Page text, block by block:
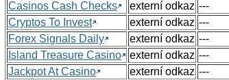
Casinos Cash Checks
externí odkaz ---
Cryptos To Invest
externí odkaz ---
Forex Signals Daily
externí odkaz ---
Island Treasure Casino
externí odkaz ---
Jackpot At Casino
externí odkaz ---